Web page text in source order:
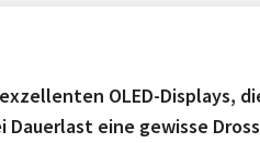
OLED-Displays,
eine gewisse